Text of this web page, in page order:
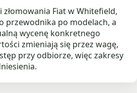
złomowania Fiat w Whitefield,
przewodnika po modelach, a
wycenę konkretnego
zmieniają się przez wagę,
przy odbiorze, więc zakresy